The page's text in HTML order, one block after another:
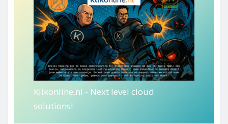
Klikonline.nl - Next level cloud
solutions!